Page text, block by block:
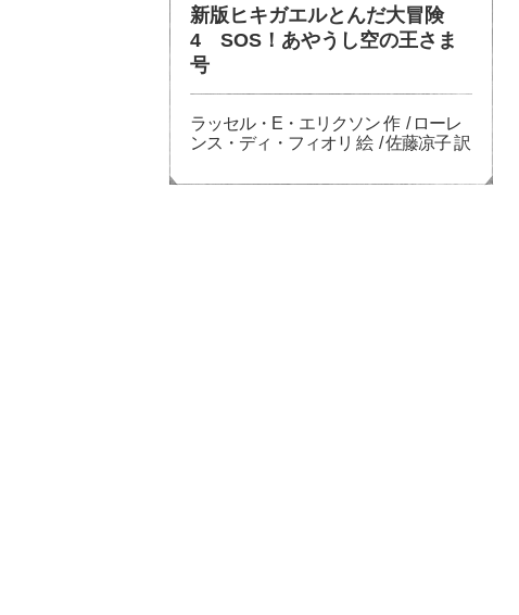
新版ヒキガエルとんだ大冒険
4 SOS！あやうし空の王さま
号
ラッセル・E・エリクソン 作 / ローレ
ンス・ディ・フィオリ 絵 / 佐藤凉子 訳